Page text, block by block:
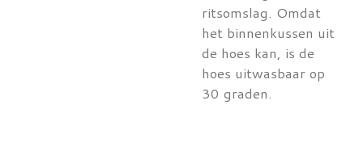
ritsomslag. Omdat
het binnenkussen uit
de hoes kan, is de
hoes uitwasbaar op
30 graden.